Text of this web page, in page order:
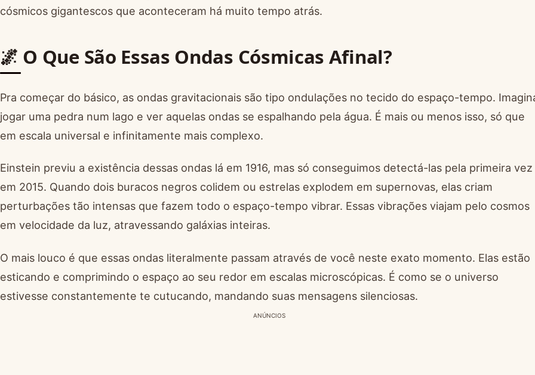
cósmicos gigantescos que aconteceram há muito tempo atrás.
🌌 O Que São Essas Ondas Cósmicas Afinal?
Pra começar do básico, as ondas gravitacionais são tipo ondulações no tecido do espaço-tempo.
jogar uma pedra num lago e ver aquelas ondas se espalhando pela água. É mais ou menos isso, só que
em escala universal e infinitamente mais complexo.
Einstein previu a existência dessas ondas lá em 1916, mas só conseguimos detectá-las pela primeira vez
em 2015. Quando dois buracos negros colidem ou estrelas explodem em supernovas, elas criam
perturbações tão intensas que fazem todo o espaço-tempo vibrar. Essas vibrações viajam pelo cosmos
em velocidade da luz, atravessando galáxias inteiras.
O mais louco é que essas ondas literalmente passam através de você neste exato momento. Elas estão
esticando e comprimindo o espaço ao seu redor em escalas microscópicas. É como se o universo
estivesse constantemente te cutucando, mandando suas mensagens silenciosas.
ANÚNCIOS